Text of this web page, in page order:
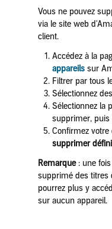
Vous ne pouvez
via le site web
client.
Accédez à la
appareilssur
Filtrer par tous
Sélectionnez
Sélectionnez la
supprimer, puis
Confirmez
supprimer
Remarque : une
supprimé des titres
pourrez plus y
sur aucun appareil.